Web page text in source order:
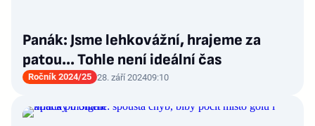
Panák: Jsme lehkovážní, hrajeme za
patou… Tohle není ideální čas
Ročník 2024/25 28. září 202409:10